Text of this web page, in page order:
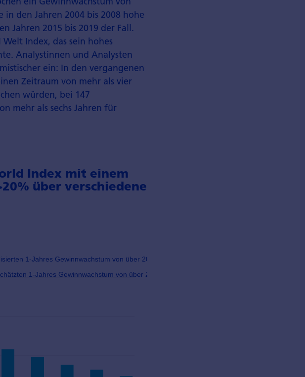
den Jahren 2004 bis 2008 hohe
Jahren 2015 bis 2019 der Fall.
Index, das sein hohes
Analystinnen und Analysten
ein: In den vergangenen
Zeitraum von mehr als vier
würden, bei 147
mehr als sechs Jahren für
Index mit einem
über verschiedene